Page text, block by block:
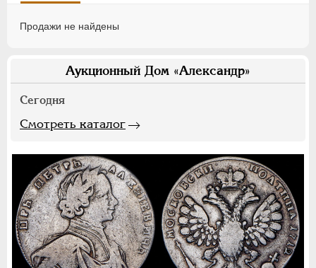
Продажи не найдены
Аукционный Дом «Александр»
Сегодня
Смотреть каталог